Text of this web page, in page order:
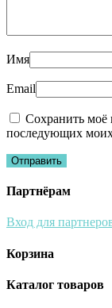
Имя
Email
Сохранить моё
последующих
Партнёрам
Вход для
Корзина
Каталог товаров